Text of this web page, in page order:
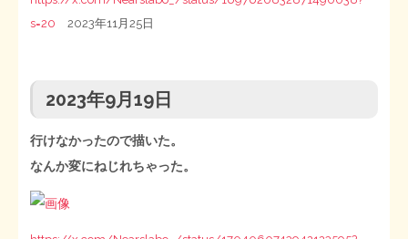
s=20 2023年11月25日
2023年9月19日
行けなかったので描いた。
なんか変にねじれちゃった。